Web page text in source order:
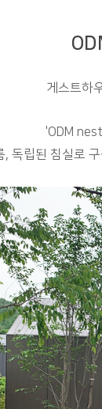
게스트하
'ODM
독립된 침실로